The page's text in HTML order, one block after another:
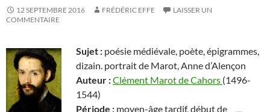
12 SEPTEMBRE 2016 FRÉDÉRIC EFFE
LAISSER UN
COMMENTAIRE
Sujet : poésie médiévale, poète, épigrammes,
dizain. portrait de Marot, Anne d’Alençon
Auteur :Clément Marot de Cahors (1496-
1544)
Période : moyen-âge tardif, début de